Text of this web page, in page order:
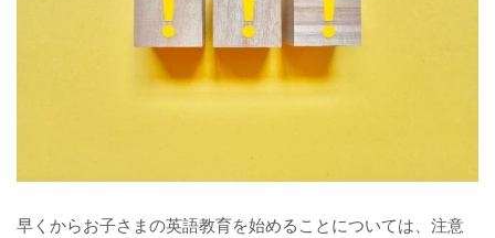
早くからお子さまの英語教育を始めることについては、注意